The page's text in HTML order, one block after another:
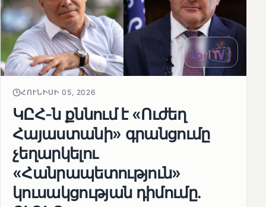
ՀՈՒՆԻՍԻ 05, 2026
ԿԸՀ-ն քննում է «Ուժեղ
Հայաստանի» գրանցումը
չեղարկելու
«Հանրապետություն»
կուսակցության դիմումը.